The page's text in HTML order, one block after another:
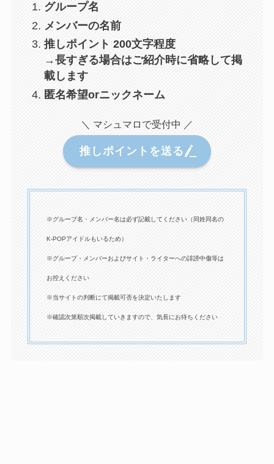
グループ名
メンバーの名前
推しポイント 200文字程度
→長すぎる場合はご紹介時に省略して掲
載します
匿名希望orニックネーム
＼ マシュマロで受付中 ／
推しポイントを送る
※グループ名・メンバー名は必ず記載してください（同姓同名の
K-POPアイドルもいるため）
※グループ・メンバーおよびサイト・ライターへの誹謗中傷等は
お控えください
※当サイトの判断にて掲載可否を決定いたします
※確認次第順次掲載していきますので、気長にお待ちください